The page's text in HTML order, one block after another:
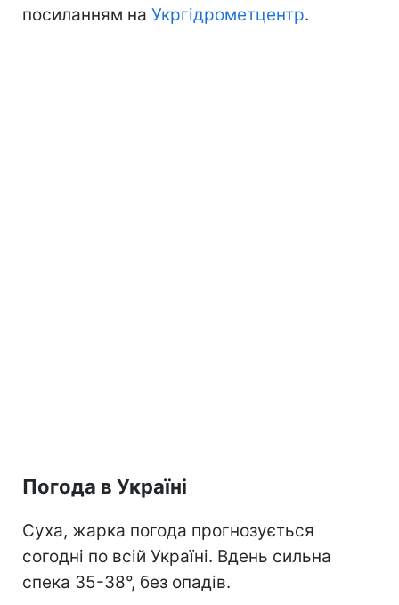
посиланням на Укргідрометцентр.
Погода в Україні
Суха, жарка погода прогнозується
согодні по всій Україні. Вдень сильна
спека 35-38°, без опадів.